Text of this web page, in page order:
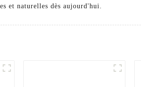
et naturelles dès aujourd'hui.